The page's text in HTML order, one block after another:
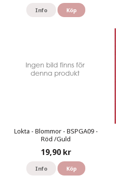
Info Köp
Lokta - Blommor - BSPGA09 -
Röd /Guld
19,90 kr
Info Köp